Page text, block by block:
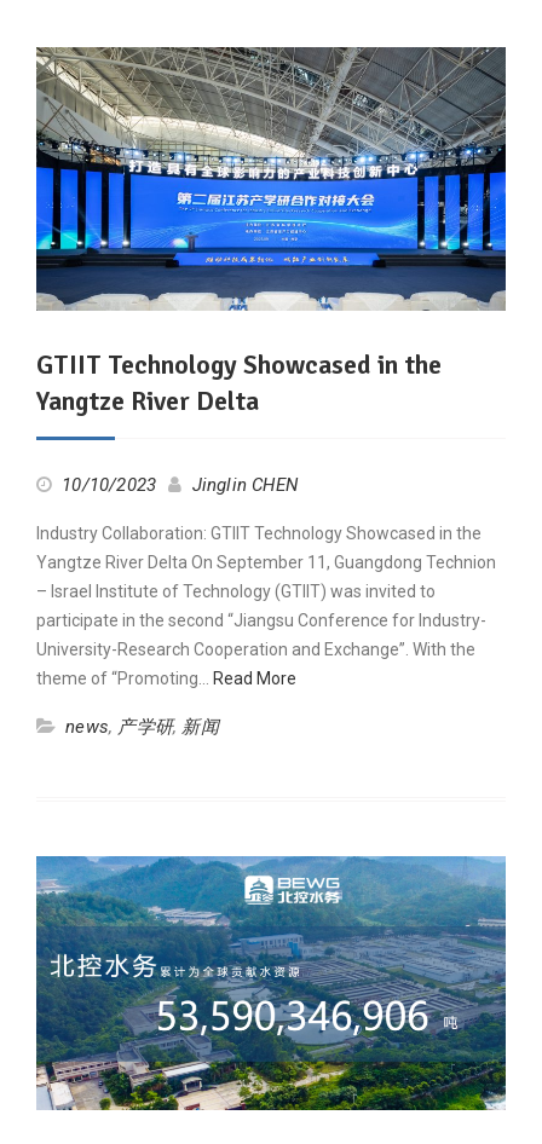
GTIIT Technology Showcased in the
Yangtze River Delta
10/10/2023 Jinglin CHEN
Industry Collaboration: GTIIT Technology Showcased in the
Yangtze River Delta On September 11, Guangdong Technion
– Israel Institute of Technology (GTIIT) was invited to
participate in the second “Jiangsu Conference for Industry-
University-Research Cooperation and Exchange”. With the
theme of “Promoting…
Read More
news, 产学研, 新闻